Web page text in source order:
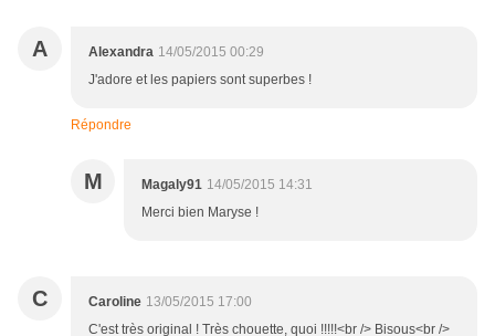
A Alexandra 14/05/2015 00:29
J'adore et les papiers sont superbes !
Répondre
M Magaly91 14/05/2015 14:31
Merci bien Maryse !
C Caroline 13/05/2015 17:00
C'est très original ! Très chouette, quoi !!!!!<br /> Bisous<br />